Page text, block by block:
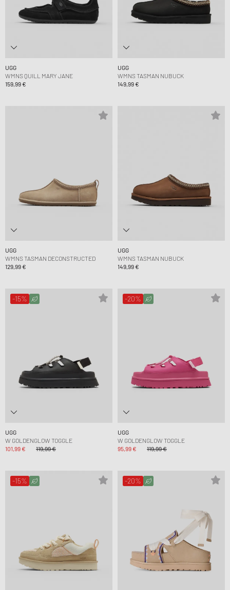
UGG
WMNS QUILL MARY JANE
159,99 €
UGG
WMNS TASMAN NUBUCK
149,99 €
UGG
WMNS TASMAN DECONSTRUCTED
129,99 €
UGG
WMNS TASMAN NUBUCK
149,99 €
-15%
UGG
W GOLDENGLOW TOGGLE
101,99 €
119,99 €
-20%
UGG
W GOLDENGLOW TOGGLE
95,99 €
119,99 €
-15% -20%